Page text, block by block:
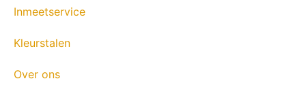
Inmeetservice
Kleurstalen
Over ons